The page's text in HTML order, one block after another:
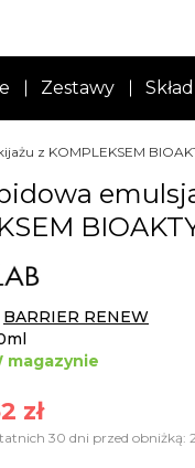
Zestawy
z KOMPLEKSEM
BARRIER RENEW
magazynie
zł
30 dni przed obniżką: